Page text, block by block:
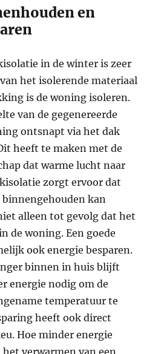
en
in de winter is zeer
het isolerende materiaal
is de woning isoleren.
van de gegenereerde
ontsnapt via het dak
heeft te maken met de
dat warme lucht naar
zorgt ervoor dat
kan
alleen tot gevolg dat het
de woning. Een goede
ook energie besparen.
binnen in huis blijft
energie nodig om de
temperatuur te
heeft ook direct
Hoe minder energie
verwarmen van een